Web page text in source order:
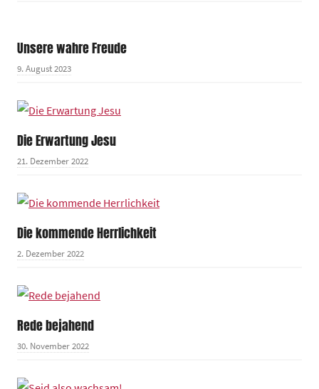
Unsere wahre Freude
9. August 2023
Die Erwartung Jesu
21. Dezember 2022
Die kommende Herrlichkeit
2. Dezember 2022
Rede bejahend
30. November 2022